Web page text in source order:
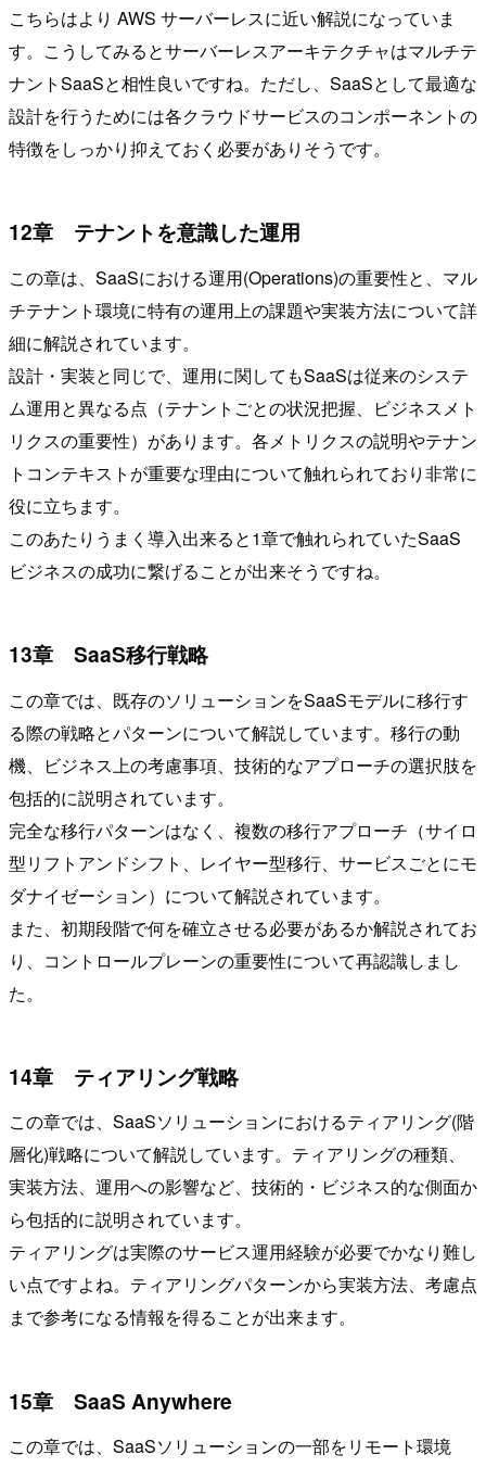
こちらはより AWS サーバーレスに近い解説になっていま
す。こうしてみるとサーバーレスアーキテクチャはマルチテ
ナントSaaSと相性良いですね。ただし、SaaSとして最適な
設計を行うためには各クラウドサービスのコンポーネントの
特徴をしっかり抑えておく必要がありそうです。
12章 テナントを意識した運用
この章は、SaaSにおける運用(Operations)の重要性と、マル
チテナント環境に特有の運用上の課題や実装方法について詳
細に解説されています。
設計・実装と同じで、運用に関してもSaaSは従来のシステ
ム運用と異なる点（テナントごとの状況把握、ビジネスメト
リクスの重要性）があります。各メトリクスの説明やテナン
トコンテキストが重要な理由について触れられており非常に
役に立ちます。
このあたりうまく導入出来ると1章で触れられていたSaaS
ビジネスの成功に繋げることが出来そうですね。
13章 SaaS移行戦略
この章では、既存のソリューションをSaaSモデルに移行す
る際の戦略とパターンについて解説しています。移行の動
機、ビジネス上の考慮事項、技術的なアプローチの選択肢を
包括的に説明されています。
完全な移行パターンはなく、複数の移行アプローチ（サイロ
型リフトアンドシフト、レイヤー型移行、サービスごとにモ
ダナイゼーション）について解説されています。
また、初期段階で何を確立させる必要があるか解説されてお
り、コントロールプレーンの重要性について再認識しまし
た。
14章 ティアリング戦略
この章では、SaaSソリューションにおけるティアリング(階
層化)戦略について解説しています。ティアリングの種類、
実装方法、運用への影響など、技術的・ビジネス的な側面か
ら包括的に説明されています。
ティアリングは実際のサービス運用経験が必要でかなり難し
い点ですよね。ティアリングパターンから実装方法、考慮点
まで参考になる情報を得ることが出来ます。
15章 SaaS Anywhere
この章では、SaaSソリューションの一部をリモート環境